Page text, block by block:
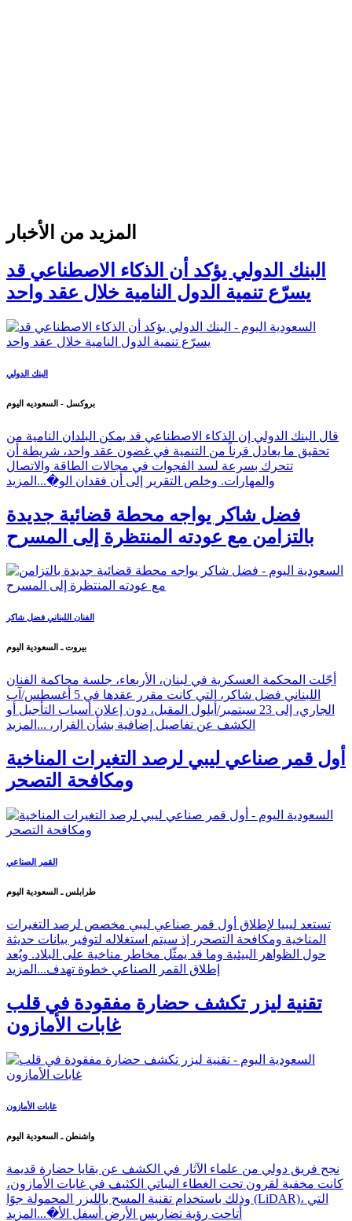
المزيد من الأخبار
البنك الدولي يؤكد أن الذكاء الاصطناعي قد
يسرّع تنمية الدول النامية خلال عقد واحد
البنك الدولي
بروكسل - السعوديه اليوم
قال البنك الدولي إن الذكاء الاصطناعي قد يمكن البلدان النامية من
تحقيق ما يعادل قرناً من التنمية في غضون عقد واحد، شريطة أن
تتحرك بسرعة لسد الفجوات في مجالات الطاقة والاتصال
والمهارات. وخلص التقرير إلى أن فقدان الو�... المزيد
فضل شاكر يواجه محطة قضائية جديدة
بالتزامن مع عودته المنتظرة إلى المسرح
الفنان اللبناني فضل شاكر
بيروت ـ السعودية اليوم
أجّلت المحكمة العسكرية في لبنان، الأربعاء، جلسة محاكمة الفنان
اللبناني فضل شاكر، التي كانت مقرر عقدها في 5 أغسطس/آب
الجاري، إلى 23 سبتمبر/أيلول المقبل، دون إعلان أسباب التأجيل أو
الكشف عن تفاصيل إضافية بشأن القرار، ... المزيد
أول قمر صناعي ليبي لرصد التغيرات المناخية
ومكافحة التصحر
القمر الصناعي
طرابلس ـ السعودية اليوم
تستعد ليبيا لإطلاق أول قمر صناعي ليبي مخصص لرصد التغيرات
المناخية ومكافحة التصحر، إذ سيتم استغلاله لتوفير بيانات حديثة
حول الظواهر البيئية وما قد يمثّل مخاطر مناخية على البلاد. ويُعد
إطلاق القمر الصناعي خطوة تهدف... المزيد
تقنية ليزر تكشف حضارة مفقودة في قلب
غابات الأمازون
غابات الأمازون
واشنطن ـ السعودية اليوم
نجح فريق دولي من علماء الآثار في الكشف عن بقايا حضارة قديمة
كانت مخفية لقرون تحت الغطاء النباتي الكثيف في غابات الأمازون،
وذلك باستخدام تقنية المسح بالليزر المحمولة جوًا (LiDAR)، التي
أتاحت رؤية تضاريس الأرض أسفل الأ�... المزيد